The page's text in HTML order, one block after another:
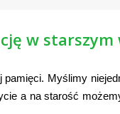
w starszym
Myślimy
a na starość